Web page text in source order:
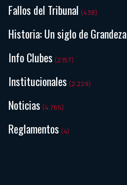
Fallos del Tribunal (438)
Historia: Un siglo de Grandeza
Info Clubes (2.157)
Institucionales (2.229)
Noticias (4.765)
Reglamentos (4)